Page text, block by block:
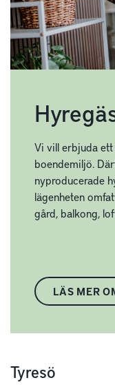
Vi vill erbjuda
boendemiljö.
nyproducerade
lägenheten
gård, balkong,
LÄS MER
Tyresö